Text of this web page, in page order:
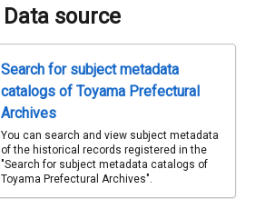
Data source
Search for subject metadata
catalogs of Toyama Prefectural
Archives
You can search and view subject metadata
of the historical records registered in the
"Search for subject metadata catalogs of
Toyama Prefectural Archives".